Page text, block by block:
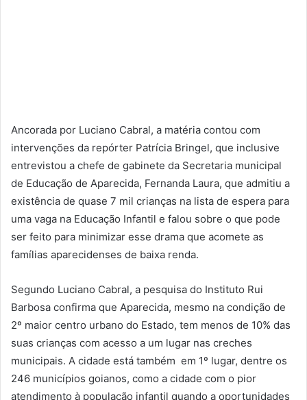
Ancorada por Luciano Cabral, a matéria contou com
intervenções da repórter Patrícia Bringel, que inclusive
entrevistou a chefe de gabinete da Secretaria municipal
de Educação de Aparecida, Fernanda Laura, que admitiu a
existência de quase 7 mil crianças na lista de espera para
uma vaga na Educação Infantil e falou sobre o que pode
ser feito para minimizar esse drama que acomete as
famílias aparecidenses de baixa renda.
Segundo Luciano Cabral, a pesquisa do Instituto Rui
Barbosa confirma que Aparecida, mesmo na condição de
2º maior centro urbano do Estado, tem menos de 10% das
suas crianças com acesso a um lugar nas creches
municipais. A cidade está também em 1º lugar, dentre os
246 municípios goianos, como a cidade com o pior
atendimento à população infantil quando a oportunidades